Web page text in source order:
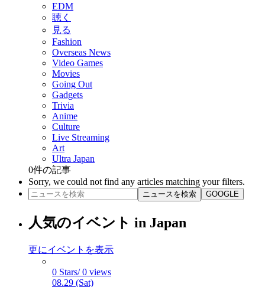
EDM
聴く
見る
Fashion
Overseas News
Video Games
Movies
Going Out
Gadgets
Trivia
Anime
Culture
Live Streaming
Art
Ultra Japan
0件の記事
Sorry, we could not find any articles matching your filters.
ニュースを検索 GOOGLE
人気のイベント in Japan
更にイベントを表示
0 Stars/ 0 views
08.29 (Sat)